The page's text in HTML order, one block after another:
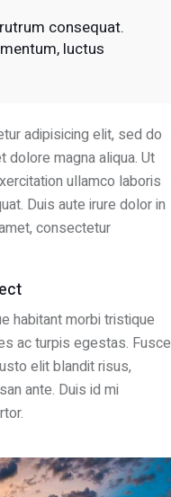
consequat.
luctus
adipisicing elit, sed do
dolore magna aliqua. Ut
ullamco laboris
Duis aute irure dolor in
consectetur
habitant morbi tristique
ac turpis egestas. Fusce
elit blandit risus,
ante. Duis id mi